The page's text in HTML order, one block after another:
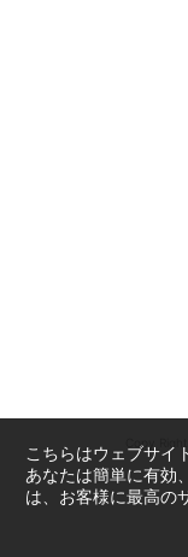
Copy
こちらはウェブサイ
あなたは簡単に有効
は、お客様に最高の